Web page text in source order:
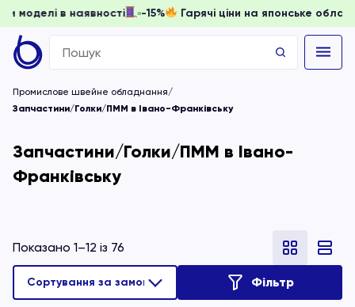
доки моделі в наявності -15% Гарячі ціни на
Search
for:
Промислове швейне обладнання
Запчастини/Голки/ПММ в Івано-Франківську
Запчастини/Голки/ПММ в Івано-
Франківську
Показано 1–12 із 76
Фільтр